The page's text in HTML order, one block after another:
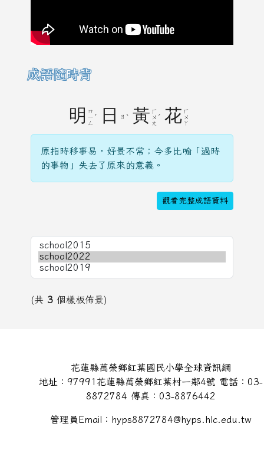
成語隨時背
明
ㄇ
ㄧ
ㄥ
ˊ 日 ㄖ ˋ 黃 ㄏ
ㄨ
ㄤ
ˊ 花 ㄏ
ㄨ
ㄚ
原指時移事易，好景不常；今多比喻「過時
的事物」失去了原來的意義。
觀看完整成語資料
(共 3 個樣板佈景)
花蓮縣萬榮鄉紅葉國民小學全球資訊網
地址：97991花蓮縣萬榮鄉紅葉村一鄰4號 電話：03-
8872784 傳真：03-8876442
管理員Email：hyps8872784@hyps.hlc.edu.tw